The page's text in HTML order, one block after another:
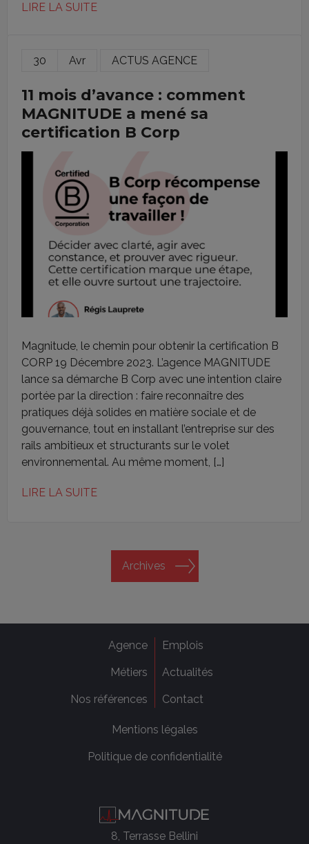
LIRE LA SUITE
30 Avr ACTUS AGENCE
11 mois d’avance : comment
MAGNITUDE a mené sa
certification B Corp
Magnitude, le chemin pour obtenir la certification B
CORP 19 Décembre 2023. L’agence MAGNITUDE
lance sa démarche B Corp avec une intention claire
portée par la direction : faire reconnaître des
pratiques déjà solides en matière sociale et de
gouvernance, tout en installant l’entreprise sur des
rails ambitieux et structurants sur le volet
environnemental. Au même moment, […]
LIRE LA SUITE
Archives
Agence
Métiers
Nos références
Emplois
Actualités
Contact
Mentions légales
Politique de confidentialité
8, Terrasse Bellini